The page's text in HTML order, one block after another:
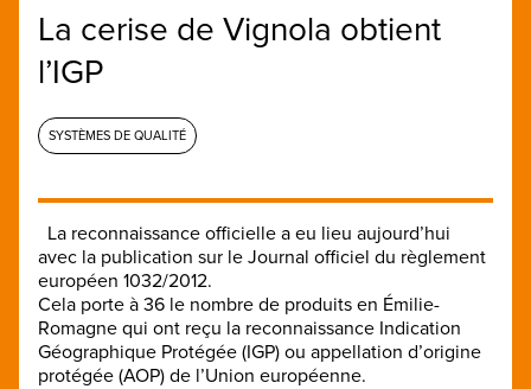
La cerise de Vignola obtient
l’IGP
SYSTÈMES DE QUALITÉ
La reconnaissance officielle a eu lieu aujourd’hui
avec la publication sur le Journal officiel du règlement
européen 1032/2012.
Cela porte à 36 le nombre de produits en Émilie-
Romagne qui ont reçu la reconnaissance Indication
Géographique Protégée (IGP) ou appellation d’origine
protégée (AOP) de l’Union européenne.